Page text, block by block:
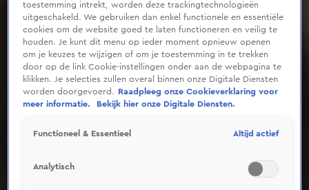
Deze video is niet beschikbaar op je huidige locatie
toestemming intrekt, worden deze trackingtechnologieën
uitgeschakeld. We gebruiken dan enkel functionele en essentiële
cookies om de website goed te laten functioneren en veilig te
houden. Je kunt dit menu op ieder moment opnieuw openen
om je keuzes te wijzigen of om je toestemming in te trekken
door op de link Cookie-instellingen onder aan de webpagina te
klikken. Je selecties zullen overal binnen onze Digitale Diensten
worden doorgevoerd.
Raadpleeg onze Cookieverklaring voor
meer informatie.
Bekijk hier onze Digitale Diensten.
Functioneel & Essentieel Altijd actief
Analytisch